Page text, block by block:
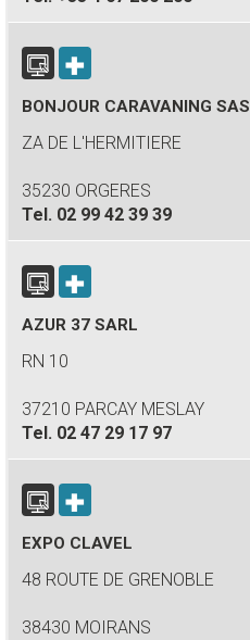
BONJOUR CARAVANING SAS
ZA DE L'HERMITIERE
35230 ORGERES
Tel. 02 99 42 39 39
AZUR 37 SARL
RN 10
37210 PARCAY MESLAY
Tel. 02 47 29 17 97
EXPO CLAVEL
48 ROUTE DE GRENOBLE
38430 MOIRANS